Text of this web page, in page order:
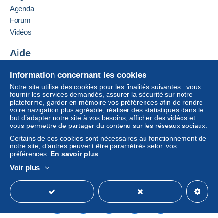
Conditions de paiement :
Tous les paiements se font par le site Delcampe. En
fonction des possibilités proposées par le vendeur, vous
pouvez utiliserPayPal, ajouter unecarte de
crédit/débitou faire unvirement. Aucun paiement n’est
réalisé par chèque ou virement bancaire direct au
vendeur.
L’acheteur utilise les moyens de paiement disponibles
sur Delcampe dans la page "
Un paiement ne passant pas parle système de
paiement integré au site
sera remboursé par le
vendeur à l’acheteur. Un achat non payé peut entraîner
des conséquences au niveau du compte de l’acheteur.
Ajouter ce vendeur aux favoris
Information concernant les cookies
Notre site utilise des cookies pour les finalités suivantes : vous
fournir les services demandés, assurer la sécurité sur notre
plateforme, garder en mémoire vos préférences afin de rendre
votre navigation plus agréable, réaliser des statistiques dans le
but d’adapter notre site à vos besoins, afficher des vidéos et
vous permettre de partager du contenu sur les réseaux sociaux.
Certains de ces cookies sont nécessaires au fonctionnement de
notre site, d’autres peuvent être paramétrés selon vos
préférences. En savoir plus
Voir plus
Agenda
Forum
Vidéos
Aide
Acheter sur Delcampe
Vendre sur Delcampe
Un site sécurisé